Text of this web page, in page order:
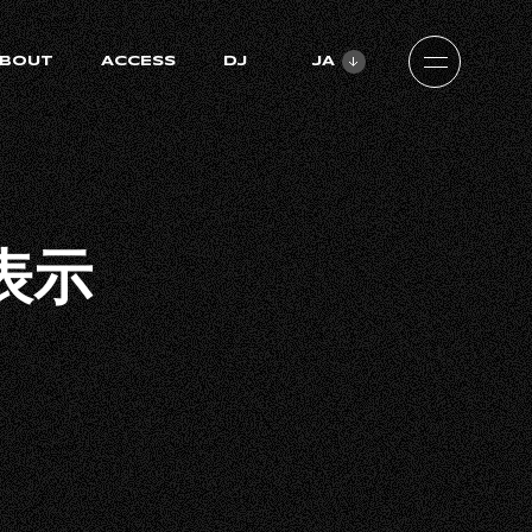
ACCESS DJ
示
ZH-CN
EN
JA